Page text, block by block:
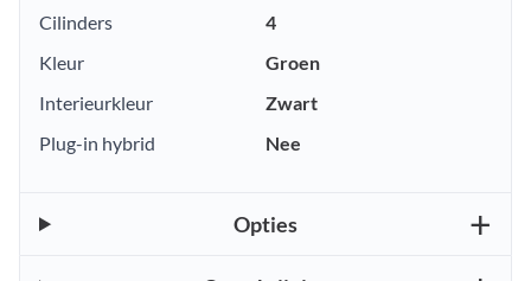
Cilinders
4
Kleur
Groen
Interieurkleur
Zwart
Plug-in hybrid
Nee
Opties